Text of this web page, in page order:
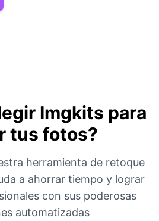
Imgkits para
tus fotos?
herramienta de retoque
a ahorrar tiempo y lograr
con sus poderosas
automatizadas